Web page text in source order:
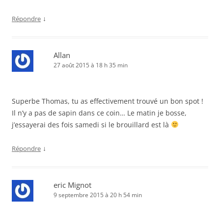
Répondre ↓
Allan
27 août 2015 à 18 h 35 min
Superbe Thomas, tu as effectivement trouvé un bon spot !
Il n’y a pas de sapin dans ce coin… Le matin je bosse,
j’essayerai des fois samedi si le brouillard est là
Répondre ↓
eric Mignot
9 septembre 2015 à 20 h 54 min